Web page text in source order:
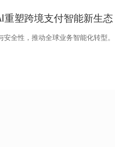
塑跨境支付智能新生态
全性，推动全球业务智能化转型。